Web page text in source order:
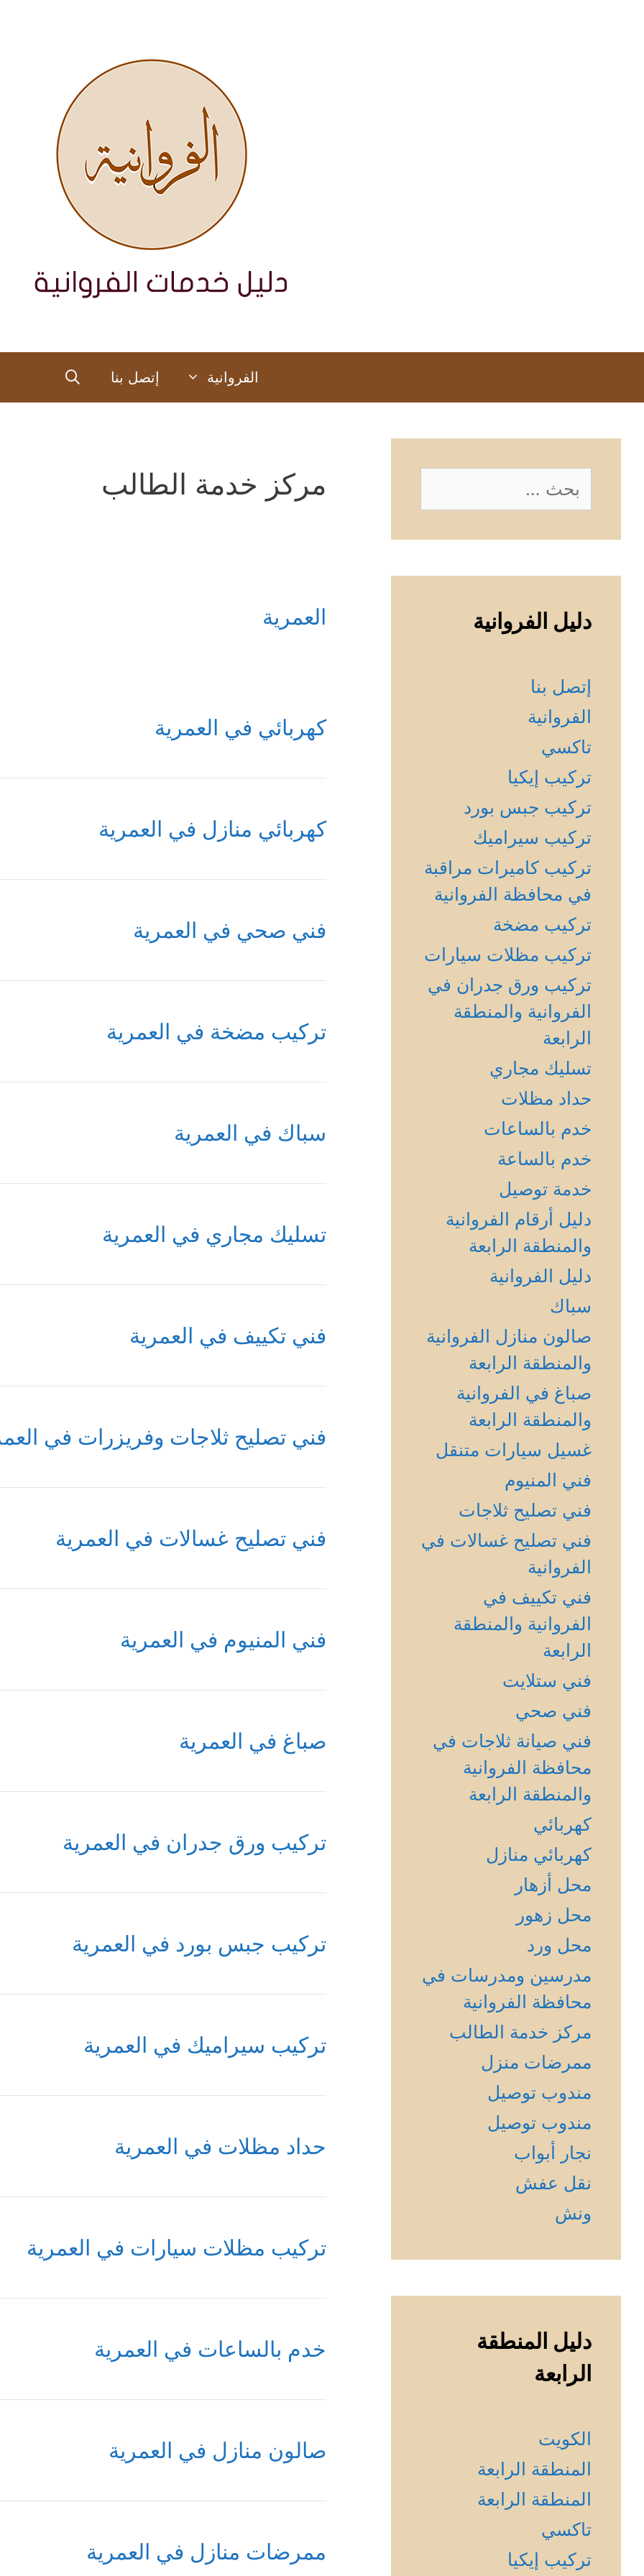
الفروانية إتصل بنا
مركز خدمة الطالب
العمرية
كهربائي في العمرية
كهربائي منازل في العمرية
فني صحي في العمرية
تركيب مضخة في العمرية
سباك في العمرية
تسليك مجاري في العمرية
فني تكييف في العمرية
فني تصليح ثلاجات وفريزرات في
فني تصليح غسالات في العمرية
فني المنيوم في العمرية
صباغ في العمرية
تركيب ورق جدران في العمرية
تركيب جبس بورد في العمرية
تركيب سيراميك في العمرية
حداد مظلات في العمرية
تركيب مظلات سيارات في العمرية
خدم بالساعات في العمرية
صالون منازل في العمرية
ممرضات منازل في العمرية
البحث
عن:
دليل الفروانية
إتصل بنا
الفروانية
تاكسي
تركيب إيكيا
تركيب جبس بورد
تركيب سيراميك
تركيب كاميرات مراقبة
في محافظة الفروانية
تركيب مضخة
تركيب مظلات سيارات
تركيب ورق جدران في
الفروانية والمنطقة
الرابعة
تسليك مجاري
حداد مظلات
خدم بالساعات
خدم بالساعة
خدمة توصيل
دليل أرقام الفروانية
والمنطقة الرابعة
دليل الفروانية
سباك
صالون منازل الفروانية
والمنطقة الرابعة
صباغ في الفروانية
والمنطقة الرابعة
غسيل سيارات متنقل
فني المنيوم
فني تصليح ثلاجات
فني تصليح غسالات في
الفروانية
فني تكييف في
الفروانية والمنطقة
الرابعة
فني ستلايت
فني صحي
فني صيانة ثلاجات في
محافظة الفروانية
والمنطقة الرابعة
كهربائي
كهربائي منازل
محل أزهار
محل زهور
محل ورد
مدرسين ومدرسات في
محافظة الفروانية
مركز خدمة الطالب
ممرضات منزل
مندوب توصيل
مندوب توصيل
نجار أبواب
نقل عفش
ونش
دليل المنطقة
الرابعة
الكويت
المنطقة الرابعة
المنطقة الرابعة
تاكسي
تركيب إيكيا